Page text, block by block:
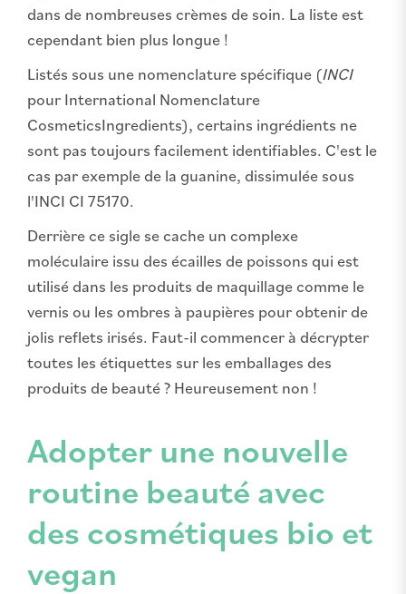
dans de nombreuses crèmes de soin. La liste est
cependant bien plus longue !
Listés sous une nomenclature spécifique (INCI
pour International Nomenclature
CosmeticsIngredients), certains ingrédients ne
sont pas toujours facilement identifiables. C'est le
cas par exemple de la guanine, dissimulée sous
l'INCI CI 75170.
Derrière ce sigle se cache un complexe
moléculaire issu des écailles de poissons qui est
utilisé dans les produits de maquillage comme le
vernis ou les ombres à paupières pour obtenir de
jolis reflets irisés. Faut-il commencer à décrypter
toutes les étiquettes sur les emballages des
produits de beauté ? Heureusement non !
Adopter une nouvelle
routine beauté avec
des cosmétiques bio et
vegan